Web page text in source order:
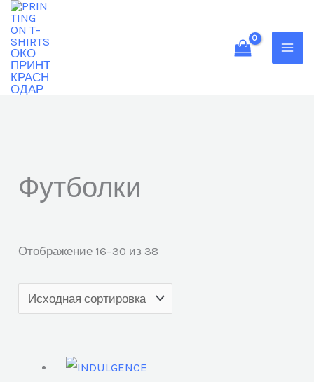
Перейти
содержимому
Футболки
Отображение 16–30 из 38